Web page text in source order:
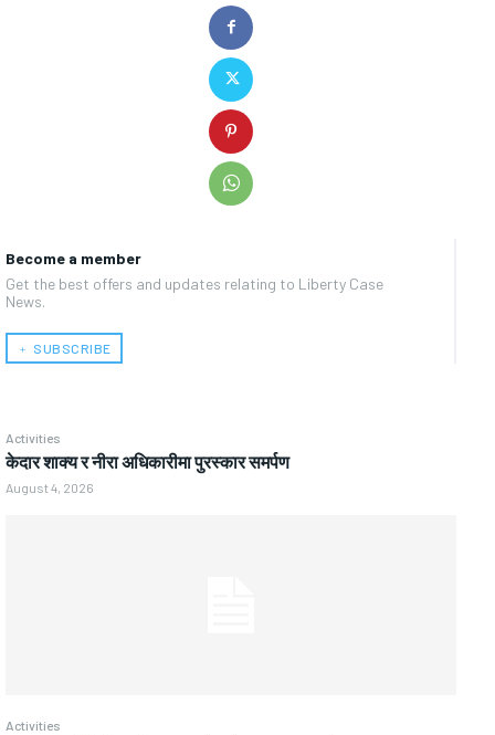
Become a member
Get the best offers and updates relating to Liberty Case
News.
﹢ SUBSCRIBE
Activities
केदार शाक्य र नीरा अधिकारीमा पुरस्कार समर्पण
August 4, 2026
Activities